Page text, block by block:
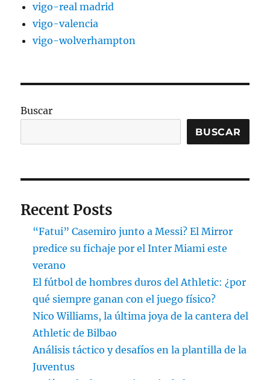
vigo-real madrid
vigo-valencia
vigo-wolverhampton
Buscar
BUSCAR
Recent Posts
“Fatui” Casemiro junto a Messi? El Mirror
predice su fichaje por el Inter Miami este
verano
El fútbol de hombres duros del Athletic: ¿por
qué siempre ganan con el juego físico?
Nico Williams, la última joya de la cantera del
Athletic de Bilbao
Análisis táctico y desafíos en la plantilla de la
Juventus